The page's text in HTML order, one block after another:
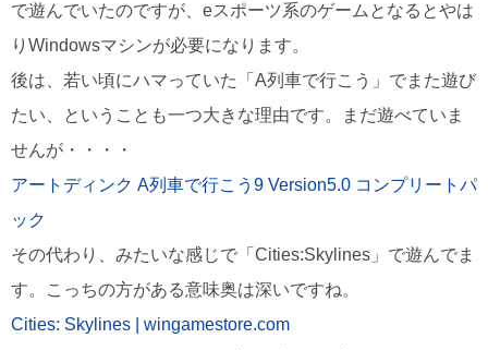
で遊んでいたのですが、eスポーツ系のゲームとなるとやは
りWindowsマシンが必要になります。
後は、若い頃にハマっていた「A列車で行こう」でまた遊び
たい、ということも一つ大きな理由です。まだ遊べていま
せんが・・・・
アートディンク A列車で行こう9 Version5.0 コンプリートパ
ック
その代わり、みたいな感じで「Cities:Skylines」で遊んでま
す。こっちの方がある意味奥は深いですね。
Cities: Skylines | wingamestore.com